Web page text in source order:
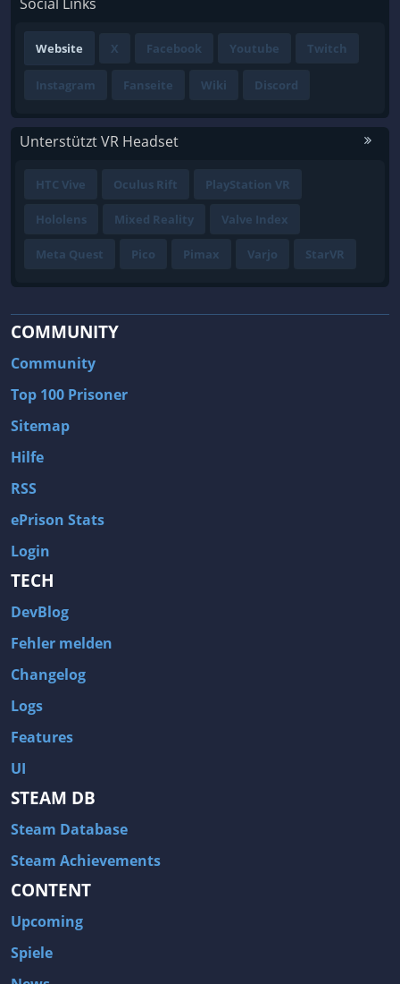
Website X Facebook Youtube Twitch
Instagram Fanseite Wiki Discord
Unterstützt VR Headset
HTC Vive Oculus Rift PlayStation VR
Hololens Mixed Reality Valve Index
Meta Quest Pico Pimax Varjo StarVR
COMMUNITY
Community
Top 100 Prisoner
Sitemap
Hilfe
RSS
ePrison Stats
Login
TECH
DevBlog
Fehler melden
Changelog
Logs
Features
UI
STEAM DB
Steam Database
Steam Achievements
CONTENT
Upcoming
Spiele